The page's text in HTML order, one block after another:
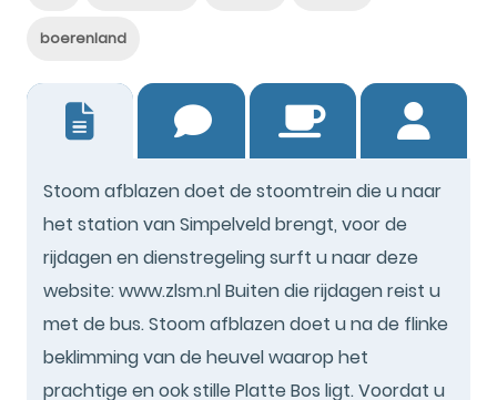
boerenland
Stoom afblazen doet de stoomtrein die u naar
het station van Simpelveld brengt, voor de
rijdagen en dienstregeling surft u naar deze
website: www.zlsm.nl Buiten die rijdagen reist u
met de bus. Stoom afblazen doet u na de flinke
beklimming van de heuvel waarop het
prachtige en ook stille Platte Bos ligt. Voordat u